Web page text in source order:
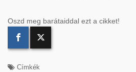
Oszd meg barátaiddal ezt a cikket!
Címkék